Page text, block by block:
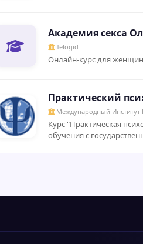
Академия секса
Telogid
Онлайн-курс для женщин,
Практический
Международный
Курс "Практическая
обучения с